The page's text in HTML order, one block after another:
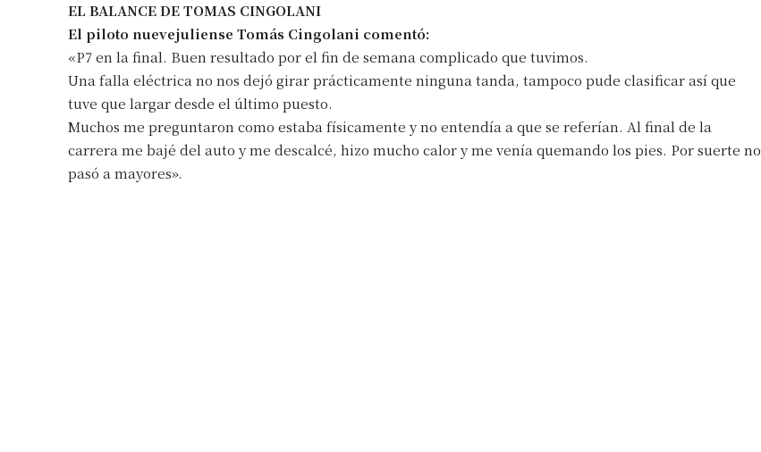
Apellidos
Número de teléfono
EL BALANCE DE TOMAS CINGOLANI
El piloto nuevejuliense Tomás Cingolani comentó:
«P7 en la final. Buen resultado por el fin de semana complicado que tuvimos.
Una falla eléctrica no nos dejó girar prácticamente ninguna tanda, tampoco pude clasificar así que
tuve que largar desde el último puesto.
Muchos me preguntaron como estaba físicamente y no entendía a que se referían. Al final de la
carrera me bajé del auto y me descalcé, hizo mucho calor y me venía quemando los pies. Por suerte no
pasó a mayores».